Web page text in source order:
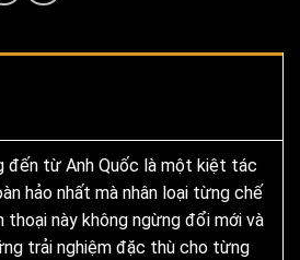
đến từ Anh Quốc là một kiệt tác
hảo nhất mà nhân loại từng chế
thoại này không ngừng đổi mới và
trải nghiệm đặc thù cho từng